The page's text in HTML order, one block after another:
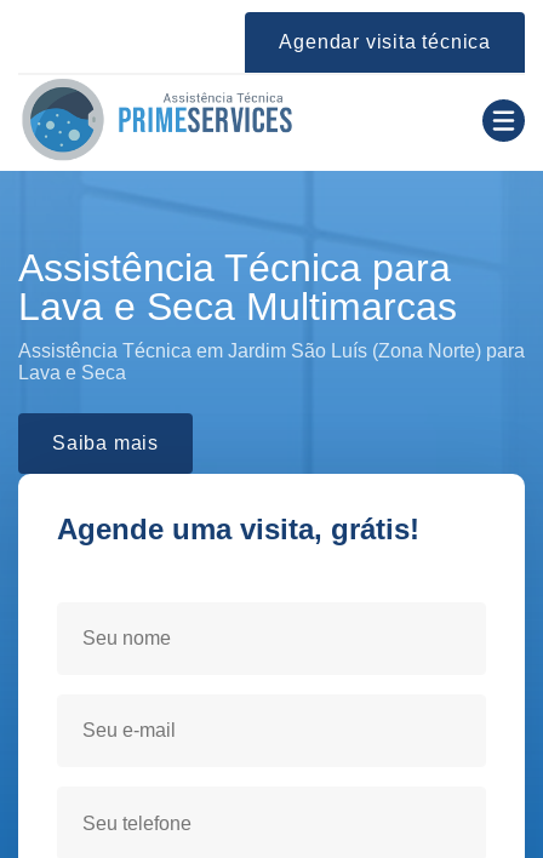
Agendar visita técnica
Assistência Técnica para
Lava e Seca Multimarcas
Assistência Técnica em Jardim São Luís (Zona Norte) para
Lava e Seca
Saiba mais
Agende uma visita, grátis!